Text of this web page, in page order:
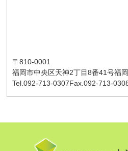
〒810-0001
福岡市中央区天神2丁目8番41号福
Tel.092-713-0307Fax.092-713-